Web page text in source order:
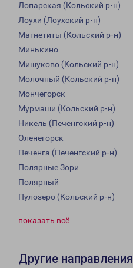
Лопарская (Кольский р-н)
Лоухи (Лоухский р-н)
Магнетиты (Кольский р-н)
Минькино
Мишуково (Кольский р-н)
Молочный (Кольский р-н)
Мончегорск
Мурмаши (Кольский р-н)
Никель (Печенгский р-н)
Оленегорск
Печенга (Печенгский р-н)
Полярные Зори
Полярный
Пулозеро (Кольский р-н)
показать всё
Другие направления